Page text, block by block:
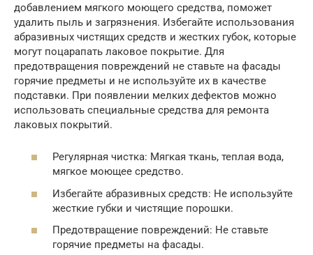
добавлением мягкого моющего средства, поможет
удалить пыль и загрязнения. Избегайте использования
абразивных чистящих средств и жестких губок, которые
могут поцарапать лаковое покрытие. Для
предотвращения повреждений не ставьте на фасады
горячие предметы и не используйте их в качестве
подставки. При появлении мелких дефектов можно
использовать специальные средства для ремонта
лаковых покрытий.
Регулярная чистка: Мягкая ткань, теплая вода,
мягкое моющее средство.
Избегайте абразивных средств: Не используйте
жесткие губки и чистящие порошки.
Предотвращение повреждений: Не ставьте
горячие предметы на фасады.